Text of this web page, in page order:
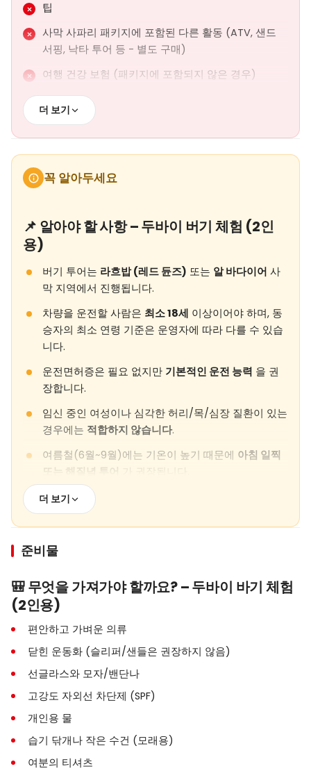
팁
사막 사파리 패키지에 포함된 다른 활동 (ATV, 샌드
서핑, 낙타 투어 등 - 별도 구매)
여행 건강 보험 (패키지에 포함되지 않은 경우)
호텔 외 특별 위치에서의 전송 (추가 요금이 발생할 수
있습니다)
더 보기
꼭 알아두세요
📌 알아야 할 사항 – 두바이 버기 체험 (2인
용)
버기 투어는 라흐밥 (레드 듄즈) 또는 알 바다이어 사
막 지역에서 진행됩니다.
차량을 운전할 사람은 최소 18세 이상이어야 하며, 동
승자의 최소 연령 기준은 운영자에 따라 다를 수 있습
니다.
운전면허증은 필요 없지만 기본적인 운전 능력 을 권
장합니다.
임신 중인 여성이나 심각한 허리/목/심장 질환이 있는
경우에는 적합하지 않습니다.
여름철(6월~9월)에는 기온이 높기 때문에 아침 일찍
또는 해질녘 투어 가 권장됩니다.
투어 프로그램 및 운전 시간은
에 따라 달라질 수 있습니다
다.
헬멧 착용은 필수이며, 안전 지침을 따라야 합니다.
운송 서비스는 두바이 중심의 호텔에만 해당하며, 먼
지역은
추가 요금이 부과될 수 있습니다.
예약 후 취소/변경 조건은 구매한 패키지에 따라 적용
더 보기
준비물
🎒 무엇을 가져가야 할까요? – 두바이 바기 체험
(2인용)
편안하고 가벼운 의류
닫힌 운동화 (슬리퍼/샌들은 권장하지 않음)
선글라스와 모자/밴단나
고강도 자외선 차단제 (SPF)
개인용 물
습기 닦개나 작은 수건 (모래용)
여분의 티셔츠